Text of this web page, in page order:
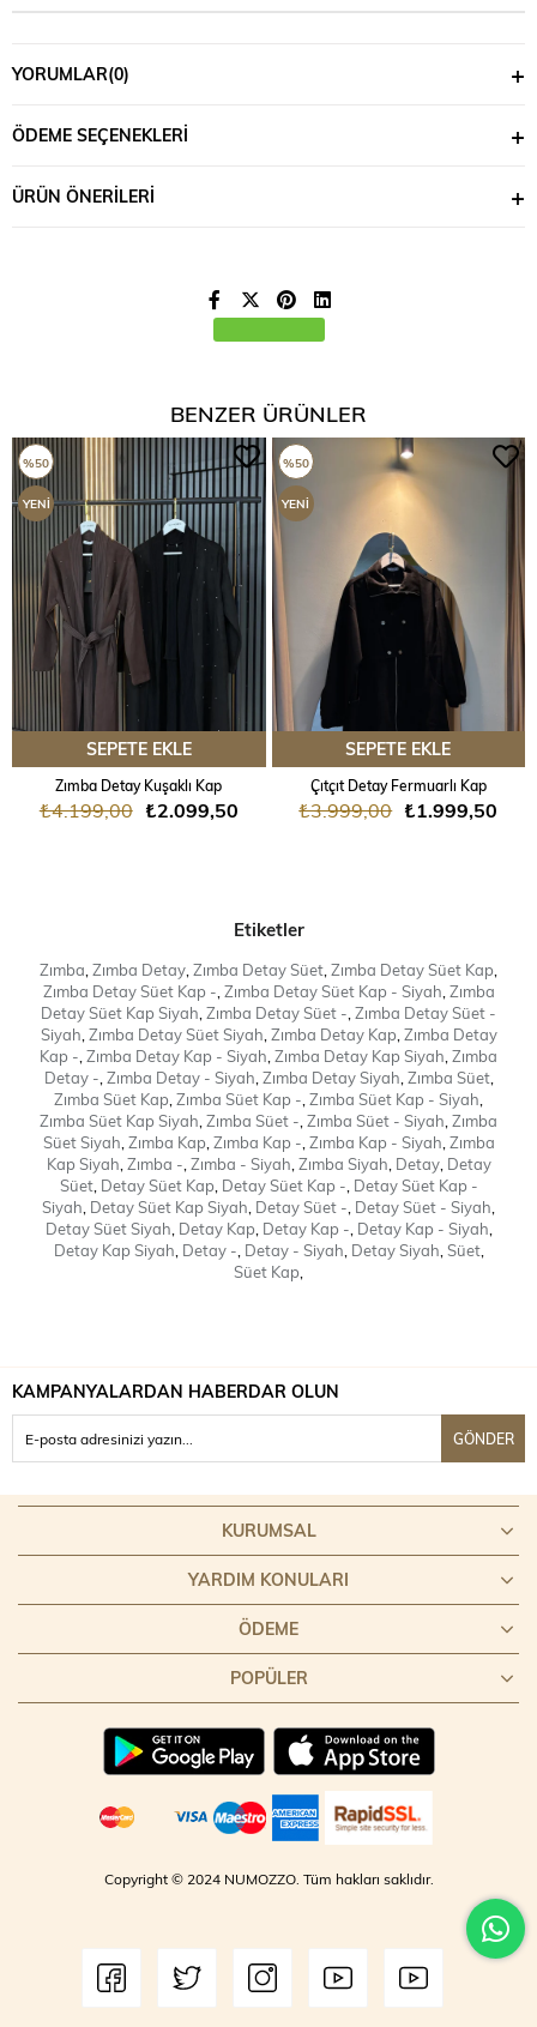
YORUMLAR(0)
ÖDEME SEÇENEKLERI
ÜRÜN ÖNERILERI
BENZER ÜRÜNLER
SEPETE EKLE
Zımba Detay Kuşaklı Kap
₺2.099,50
₺4.199,00
%50
YENI
SEPETE EKLE
Çıtçıt Detay Fermuarlı Kap
₺1.999,50
₺3.999,00
%50
YENI
ÜRÜN
Etiketler
Zımba Zımba Detay Zımba Detay Süet Zımba Detay Süet Kap
Zımba Detay Süet Kap - Zımba Detay Süet Kap - Siyah Zımba
Detay Süet Kap Siyah Zımba Detay Süet - Zımba Detay Süet -
Siyah Zımba Detay Süet Siyah Zımba Detay Kap, Zımba Detay
Kap - Zımba Detay Kap - Siyah Zımba Detay Kap Siyah Zımba
Detay - Zımba Detay - Siyah Zımba Detay Siyah Zımba Süet,
Zımba Süet Kap Zımba Süet Kap - Zımba Süet Kap - Siyah
Zımba Süet Kap Siyah Zımba Süet - Zımba Süet - Siyah Zımba
Süet Siyah Zımba Kap, Zımba Kap - Zımba Kap - Siyah Zımba
Kap Siyah Zımba - Zımba - Siyah Zımba Siyah Detay, Detay
Süet, Detay Süet Kap, Detay Süet Kap - Detay Süet Kap -
Siyah Detay Süet Kap Siyah Detay Süet - Detay Süet - Siyah
Detay Süet Siyah Detay Kap, Detay Kap - Detay Kap - Siyah
Detay Kap Siyah Detay - Detay - Siyah Detay Siyah Süet,
Süet Kap
KAMPANYALARDAN HABERDAR OLUN
GÖNDER
KURUMSAL
YARDIM KONULARI
ÖDEME
POPÜLER
Copyright © 2024 NUMOZZO. Tüm hakları saklıdır.